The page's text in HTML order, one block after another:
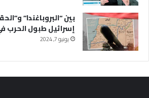
بين “البروباغندا”
إسرائيل طبول الحرب
يونيو 7, 2024